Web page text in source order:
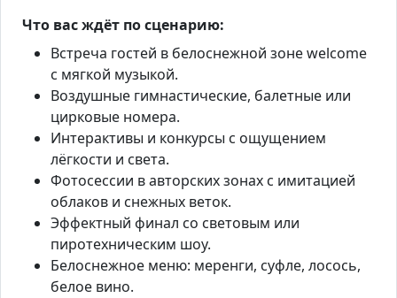
Что вас ждёт по сценарию:
Встреча гостей в белоснежной зоне welcome
с мягкой музыкой.
Воздушные гимнастические, балетные или
цирковые номера.
Интерактивы и конкурсы с ощущением
лёгкости и света.
Фотосессии в авторских зонах с имитацией
облаков и снежных веток.
Эффектный финал со световым или
пиротехническим шоу.
Белоснежное меню: меренги, суфле, лосось,
белое вино.